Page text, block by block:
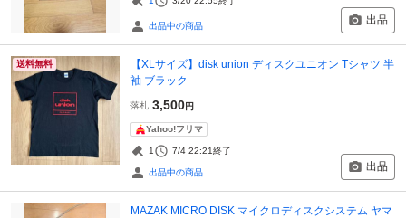
出品中の商品 出品
送料無料
【XLサイズ】disk union ディスクユニオン Tシャツ 半
袖 ブラック
落札 3,500円
Yahoo!フリマ
1 7/4 22:21終了
出品中の商品 出品
MAZAK MICRO DISK マイクロディスクシステム ヤマ